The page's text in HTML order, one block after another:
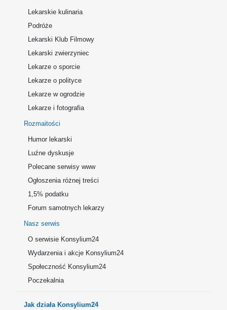
Lekarskie kulinaria
Podróże
Lekarski Klub Filmowy
Lekarski zwierzyniec
Lekarze o sporcie
Lekarze o polityce
Lekarze w ogrodzie
Lekarze i fotografia
Rozmaitości
Humor lekarski
Luźne dyskusje
Polecane serwisy www
Ogłoszenia różnej treści
1,5% podatku
Forum samotnych lekarzy
Nasz serwis
O serwisie Konsylium24
Wydarzenia i akcje Konsylium24
Społeczność Konsylium24
Poczekalnia
Jak działa Konsylium24